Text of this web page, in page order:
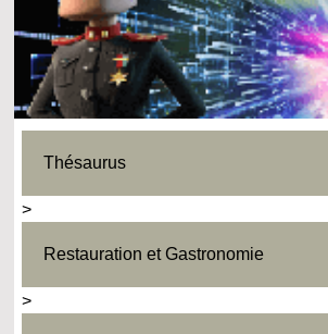
Thésaurus
>
Restauration et Gastronomie
>